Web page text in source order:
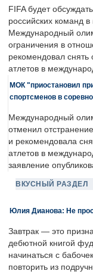
FIFA будет
российских команд
Международный
ограничения в
рекомендовал снять
атлетов в
МОК "приостановил
спортсменов в
Международный
отменил
и рекомендовала
атлетов в
заявление
ВКУСНЫЙ РАЗДЕЛ
Юлия Дианова: Не
Завтрак — это
дебютной книгой
начинаться с
повторить из